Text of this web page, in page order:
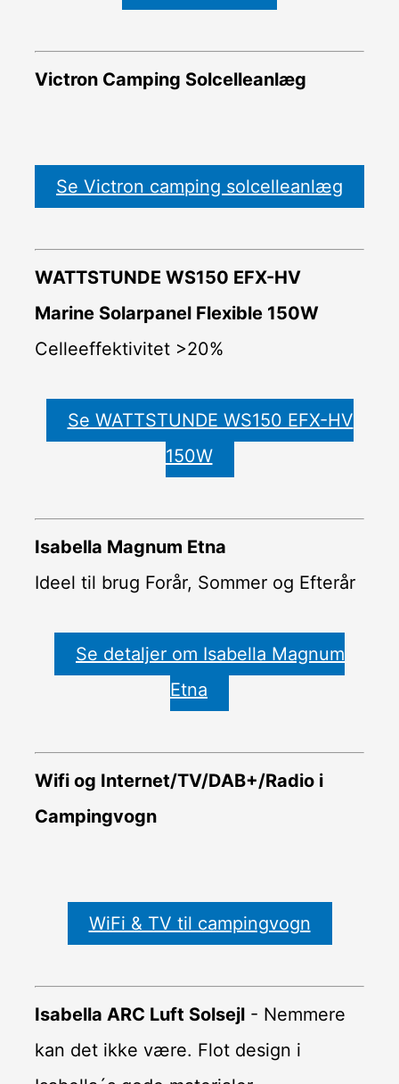
Victron Camping Solcelleanlæg
Se Victron camping solcelleanlæg
WATTSTUNDE WS150 EFX-HV
Marine Solarpanel Flexible 150W
Celleeffektivitet >20%
Se WATTSTUNDE WS150 EFX-HV
150W
Isabella Magnum Etna
Ideel til brug Forår, Sommer og Efterår
Se detaljer om Isabella Magnum
Etna
Wifi og Internet/TV/DAB+/Radio i
Campingvogn
WiFi & TV til campingvogn
Isabella ARC Luft Solsejl- Nemmere
kan det ikke være. Flot design i